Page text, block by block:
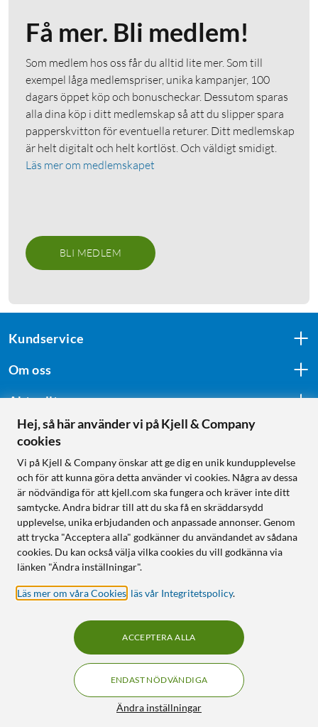
Få mer. Bli medlem!
Som medlem hos oss får du alltid lite mer. Som till
exempel låga medlemspriser, unika kampanjer, 100
dagars öppet köp och bonuscheckar. Dessutom sparas
alla dina köp i ditt medlemskap så att du slipper spara
papperskvitton för eventuella returer. Ditt medlemskap
är helt digitalt och helt kortlöst. Och väldigt smidigt.
Läs mer om medlemskapet
BLI MEDLEM
Kundservice
Om oss
Aktuellt
Följ oss
Handla från:
Sverige
Norge
KUNSKAP OCH TILLBEHÖR TILL
HEMELEKTRONIK
Hej, så här använder vi på Kjell & Company
cookies
Vi på Kjell & Company önskar att ge dig en unik kundupplevelse
och för att kunna göra detta använder vi cookies. Några av dessa
är nödvändiga för att kjell.com ska fungera och kräver inte ditt
samtycke. Andra bidrar till att du ska få en skräddarsydd
upplevelse, unika erbjudanden och anpassade annonser. Genom
att trycka "Acceptera alla" godkänner du användandet av sådana
cookies. Du kan också välja vilka cookies du vill godkänna via
länken "Ändra inställningar".
Läs mer om våra Cookies läs vår Integritetspolicy.
Ändra inställningar
ENDAST NÖDVÄNDIGA
ACCEPTERA ALLA